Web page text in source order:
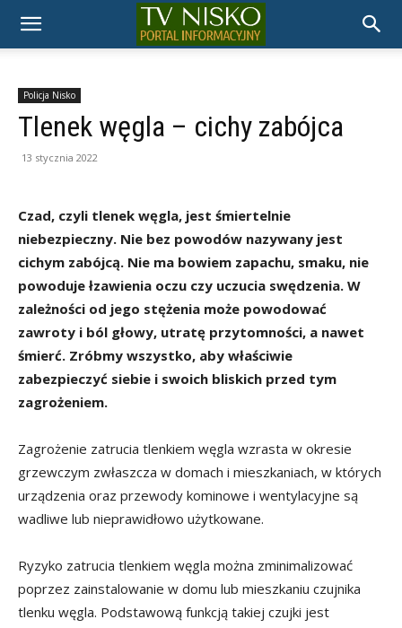
TELEWIZJA
NISKO
Policja Nisko
Tlenek węgla – cichy zabójca
13 stycznia 2022
Czad, czyli tlenek węgla, jest śmiertelnie
niebezpieczny. Nie bez powodów nazywany jest
cichym zabójcą. Nie ma bowiem zapachu, smaku, nie
powoduje łzawienia oczu czy uczucia swędzenia. W
zależności od jego stężenia może powodować
zawroty i ból głowy, utratę przytomności, a nawet
śmierć. Zróbmy wszystko, aby właściwie
zabezpieczyć siebie i swoich bliskich przed tym
zagrożeniem.
Zagrożenie zatrucia tlenkiem węgla wzrasta w okresie
grzewczym zwłaszcza w domach i mieszkaniach, w których
urządzenia oraz przewody kominowe i wentylacyjne są
wadliwe lub nieprawidłowo użytkowane.
Ryzyko zatrucia tlenkiem węgla można zminimalizować
poprzez zainstalowanie w domu lub mieszkaniu czujnika
tlenku węgla. Podstawową funkcją takiej czujki jest